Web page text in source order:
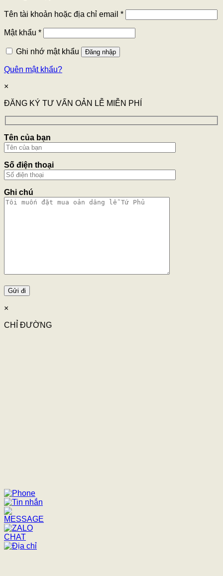
Tên tài khoản hoặc địa chỉ email *
Mật khẩu *
Ghi nhớ mật khẩu Đăng nhập
Quên mật khẩu?
×
ĐĂNG KÝ TƯ VẤN OẢN LỄ MIỄN PHÍ
Tên của bạn
Số điện thoại
Ghi chú
×
CHỈ ĐƯỜNG